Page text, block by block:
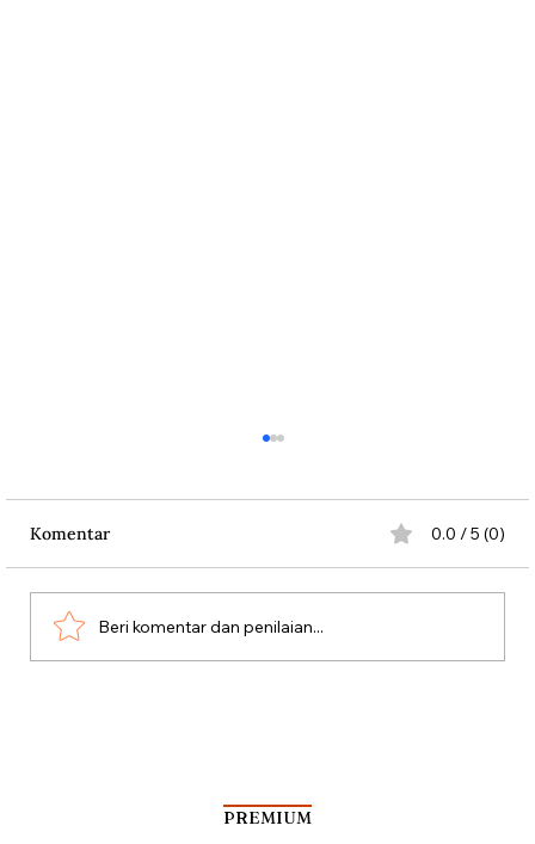
Persatuan Perjuangan
Komentar 0.0 / 5 (0)
Beri komentar dan penilaian...
PREMIUM